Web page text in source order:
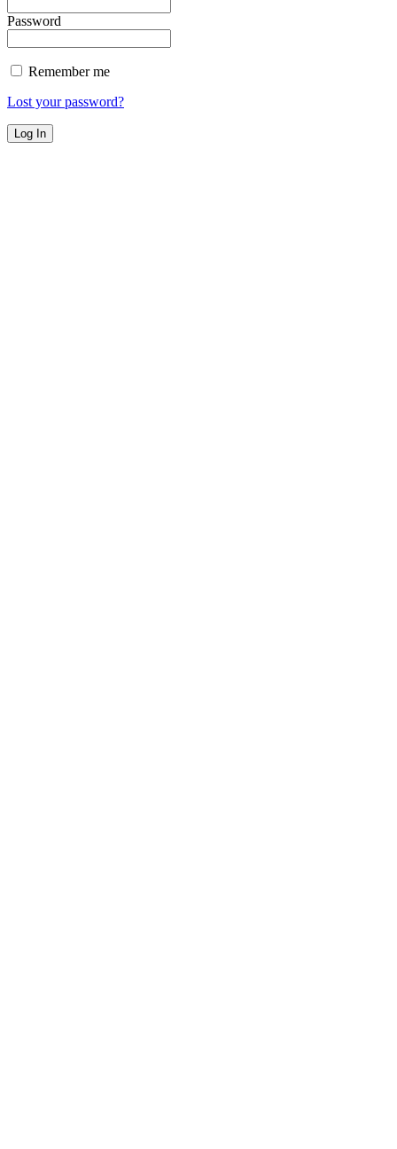
Password
Remember me
Lost your password?